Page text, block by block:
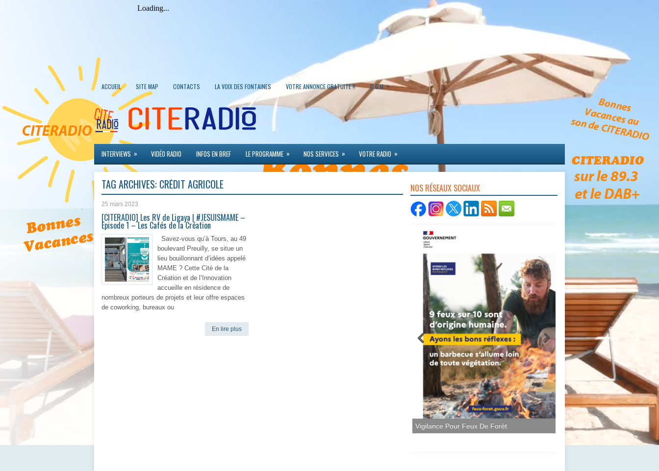
ACCUEIL SITE MAP CONTACTS LA VOIX DES FONTAINES VOTRE ANNONCE GRATUITE !! C.G.U. »
INTERVIEWS » VIDÉO RADIO INFOS EN BREF LE PROGRAMME » NOS SERVICES » VOTRE RADIO »
TAG ARCHIVES: CRÉDIT AGRICOLE
25 mars 2023
[CITERADIO] Les RV de Ligaya | #JESUISMAME –
Episode 1 – Les Cafés de la Création
Savez-vous qu’à Tours, au 49
boulevard Preuilly, se situe un
lieu bouillonnant d’idées appelé
MAME ? Cette Cité de la
Création et de l’Innovation
accueille en résidence de
nombreux porteurs de projets et leur offre espaces
de coworking, bureaux ou
En lire plus
NOS RÉSEAUX SOCIAUX
Vigilance Pour Feux De Forêt